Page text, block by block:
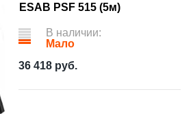
ESAB PSF 515 (5м)
В наличии:
Мало
36 418 руб.